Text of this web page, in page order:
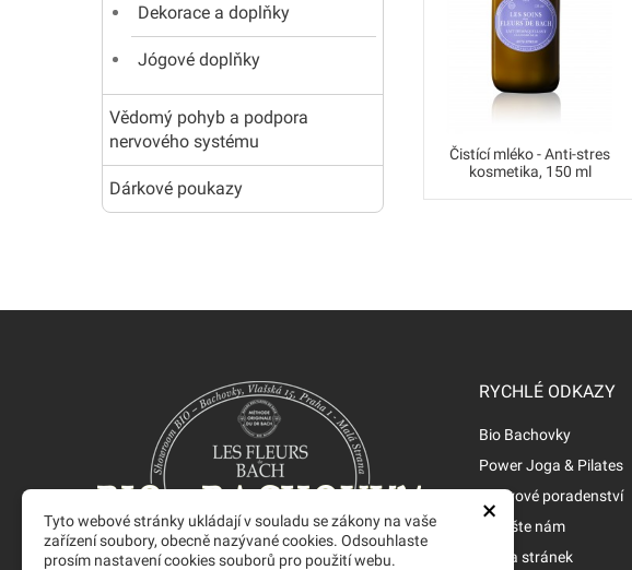
Dekorace a doplňky
Jógové doplňky
Vědomý pohyb a podpora
nervového systému
Dárkové poukazy
Čistící mléko - Anti-stres
kosmetika, 150 ml
RYCHLÉ ODKAZY
Bio Bachovky
Power Joga & Pilates
Výživové poradenství
Napište nám
Mapa stránek
×
Tyto webové stránky ukládají v souladu se zákony na vaše
zařízení soubory, obecně nazývané cookies. Odsouhlaste
prosím nastavení cookies souborů pro použití webu.